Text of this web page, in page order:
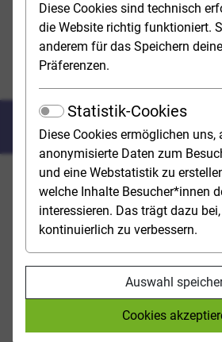
Diese Cookies sind technisch
die Website richtig funktioniert.
anderem für das Speichern
Präferenzen.
Statistik-Cookies
Diese Cookies ermöglichen uns,
anonymisierte Daten zum
und eine Webstatistik zu
welche Inhalte Besucher*innen
interessieren. Das trägt dazu
kontinuierlich zu verbessern.
Auswahl
Cookies
Studies & Universities Study
Homepage[Translate to English:] Top-
Fremdsprachen
EINTAUCHEN IN
Wer ein Faible für Sprachen hat,
im Studium gezielt ausbauen und
Fachgebiete entdecken – etwa
Wirtschaft, Kultur oder Technik
kann die Sprache dabei ganz
eingesetzt werden – mal als Kern
als wichtiges Werkzeug in einem